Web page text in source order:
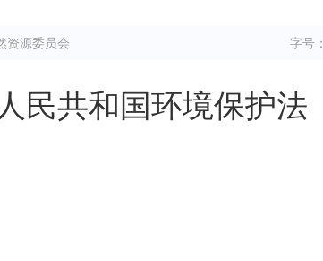
资源委员会 字号：
民共和国环境保护法